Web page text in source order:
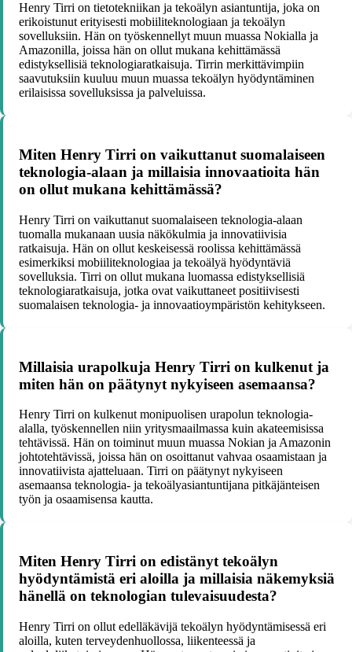
Henry Tirri on tietotekniikan ja tekoälyn asiantuntija, joka on
erikoistunut erityisesti mobiiliteknologiaan ja tekoälyn
sovelluksiin. Hän on työskennellyt muun muassa Nokialla ja
Amazonilla, joissa hän on ollut mukana kehittämässä
edistyksellisiä teknologiaratkaisuja. Tirrin merkittävimpiin
saavutuksiin kuuluu muun muassa tekoälyn hyödyntäminen
erilaisissa sovelluksissa ja palveluissa.
Miten Henry Tirri on vaikuttanut suomalaiseen
teknologia-alaan ja millaisia innovaatioita hän
on ollut mukana kehittämässä?
Henry Tirri on vaikuttanut suomalaiseen teknologia-alaan
tuomalla mukanaan uusia näkökulmia ja innovatiivisia
ratkaisuja. Hän on ollut keskeisessä roolissa kehittämässä
esimerkiksi mobiiliteknologiaa ja tekoälyä hyödyntäviä
sovelluksia. Tirri on ollut mukana luomassa edistyksellisiä
teknologiaratkaisuja, jotka ovat vaikuttaneet positiivisesti
suomalaisen teknologia- ja innovaatioympäristön kehitykseen.
Millaisia urapolkuja Henry Tirri on kulkenut ja
miten hän on päätynyt nykyiseen asemaansa?
Henry Tirri on kulkenut monipuolisen urapolun teknologia-
alalla, työskennellen niin yritysmaailmassa kuin akateemisissa
tehtävissä. Hän on toiminut muun muassa Nokian ja Amazonin
johtotehtävissä, joissa hän on osoittanut vahvaa osaamistaan ja
innovatiivista ajatteluaan. Tirri on päätynyt nykyiseen
asemaansa teknologia- ja tekoälyasiantuntijana pitkäjänteisen
työn ja osaamisensa kautta.
Miten Henry Tirri on edistänyt tekoälyn
hyödyntämistä eri aloilla ja millaisia näkemyksiä
hänellä on teknologian tulevaisuudesta?
Henry Tirri on ollut edelläkävijä tekoälyn hyödyntämisessä eri
aloilla, kuten terveydenhuollossa, liikenteessä ja